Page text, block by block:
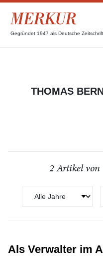
Gegründet 1947 als Deutsche
THOMAS
2 Artikel von
Als Verwalter im